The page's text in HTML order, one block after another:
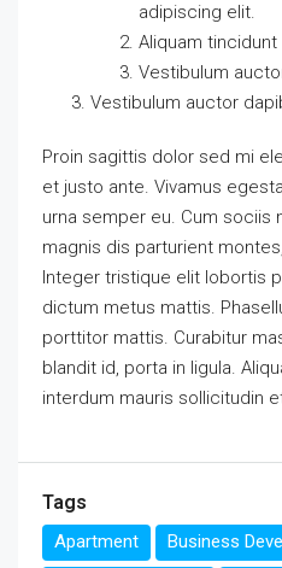
adipiscing elit.
Aliquam
Vestibulum
Vestibulum auctor
Proin sagittis dolor sed mi
et justo ante. Vivamus
urna semper eu. Cum sociis
magnis dis parturient
Integer tristique elit lobortis
dictum metus mattis.
porttitor mattis. Curabitur
blandit id, porta in ligula.
interdum mauris sollicitudin
Tags
Apartment
Business